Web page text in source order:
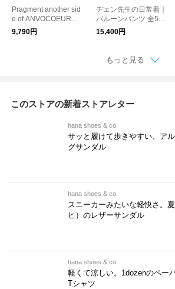
Pragment another sid
e of ANVOCOEUR｜
プラグメント isoscele
s triangle ニトウヘン
9,790円
ヂェン先生の日常着｜
バルーンパンツ 全5色
21110255 レディース
パンツ
15,400円
もっと見る
このストアの新着ストアレター
hana shoes & co.
サッと履けて歩きやすい、ア
グサンダル
hana shoes & co.
スニーカーみたいな軽快さ。
ヒ）のレザーサンダル
hana shoes & co.
軽くて涼しい。1dozenのペー
Tシャツ